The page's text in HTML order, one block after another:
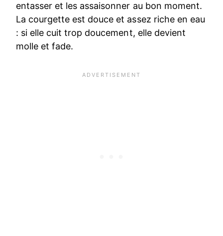
entasser et les assaisonner au bon moment.
La courgette est douce et assez riche en eau
: si elle cuit trop doucement, elle devient
molle et fade.